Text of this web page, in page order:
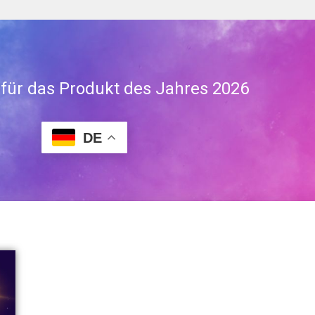
das Produkt des Jahres 2026
DE